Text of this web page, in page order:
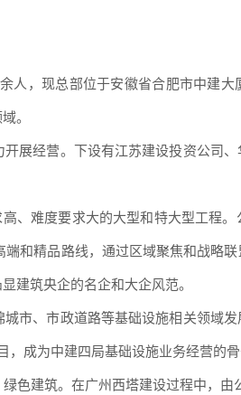
人，现总部位于安徽省合肥市中建
。
展经营。下设有江苏建设投资公司
、难度要求大的大型和特大型工程
和精品路线，通过区域聚焦和战略
建筑央企的名企和大企风范。
城市、市政道路等基础设施相关领域
成为中建四局基础设施业务经营的骨
色建筑。在广州西塔建设过程中，